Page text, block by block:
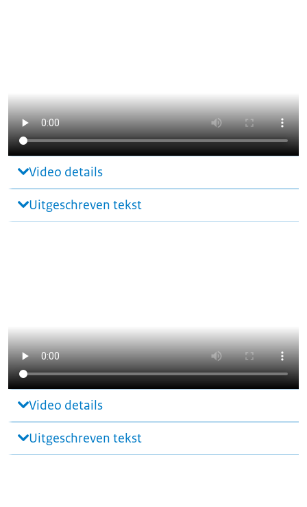
Video details
Uitgeschreven tekst
Video details
Uitgeschreven tekst